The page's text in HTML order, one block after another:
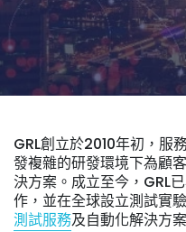
GRL創立於2010年初，服
發複雜的研發環境下為顧
決方案。成立至今，GRL
作，並在全球設立測試實
測試服務及自動化解決方